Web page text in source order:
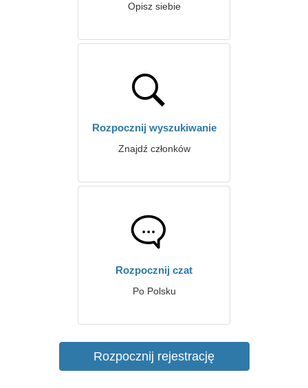
Opisz siebie
Rozpocznij wyszukiwanie
Znajdź członków
Rozpocznij czat
Po Polsku
Rozpocznij rejestrację